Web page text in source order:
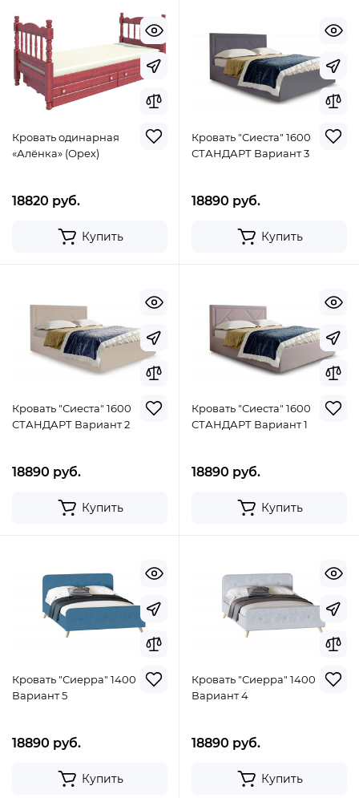
Кровать одинарная
«Алёнка» (Орех)
18820 руб.
Купить
Кровать "Сиеста" 1600
СТАНДАРТ Вариант 3
18890 руб.
Купить
Кровать "Сиеста" 1600
СТАНДАРТ Вариант 2
18890 руб.
Купить
Кровать "Сиеста" 1600
СТАНДАРТ Вариант 1
18890 руб.
Купить
Кровать "Сиерра" 1400
Вариант 5
18890 руб.
Купить
Кровать "Сиерра" 1400
Вариант 4
18890 руб.
Купить